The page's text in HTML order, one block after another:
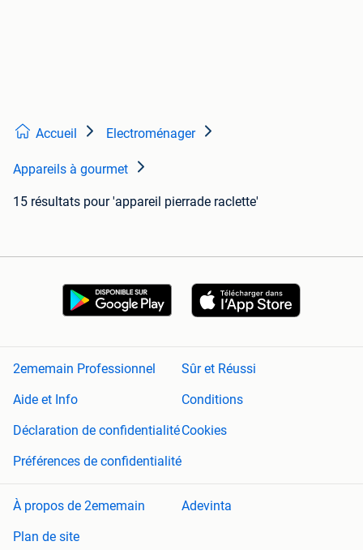
Accueil Electroménager
Appareils à gourmet
15 résultats pour 'appareil pierrade raclette'
2ememain Professionnel
Sûr et Réussi
Aide et Info
Conditions
Déclaration de confidentialitéCookies
Préférences de confidentialité
À propos de 2ememain
Adevinta
Plan de site